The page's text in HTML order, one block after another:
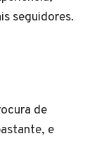
seguidores.
de
e